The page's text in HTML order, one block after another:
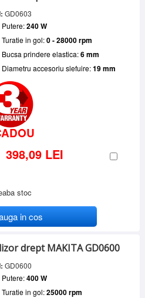
GD0603
Putere:240 W
Turatie in gol:0 - 28000 rpm
Bucsa prindere elastica:6 mm
Diametru accesoriu slefuire:19 mm
398,09 LEI
stoc
in cos
drept MAKITA GD0600
GD0600
Putere:400 W
Turatie in gol:25000 rpm